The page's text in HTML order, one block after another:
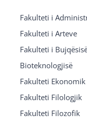
Fakulteti i
Fakulteti i Arteve
Fakulteti i
Bioteknologjisë
Fakulteti Ekonomik
Fakulteti Filologjik
Fakulteti Filozofik